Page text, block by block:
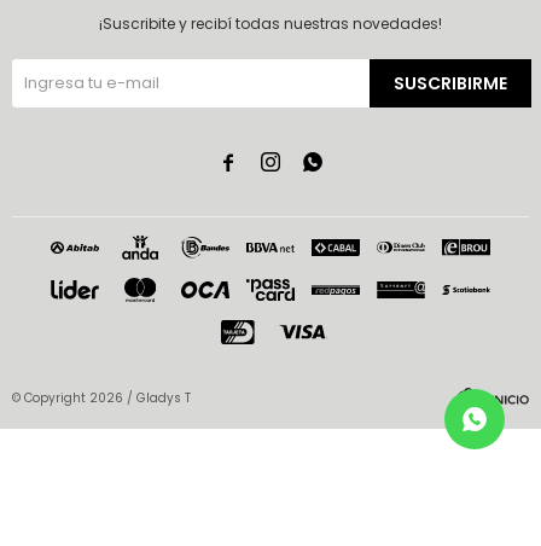
¡Suscribite y recibí todas nuestras novedades!
SUSCRIBIRME
  
© Copyright 2026 / Gladys T